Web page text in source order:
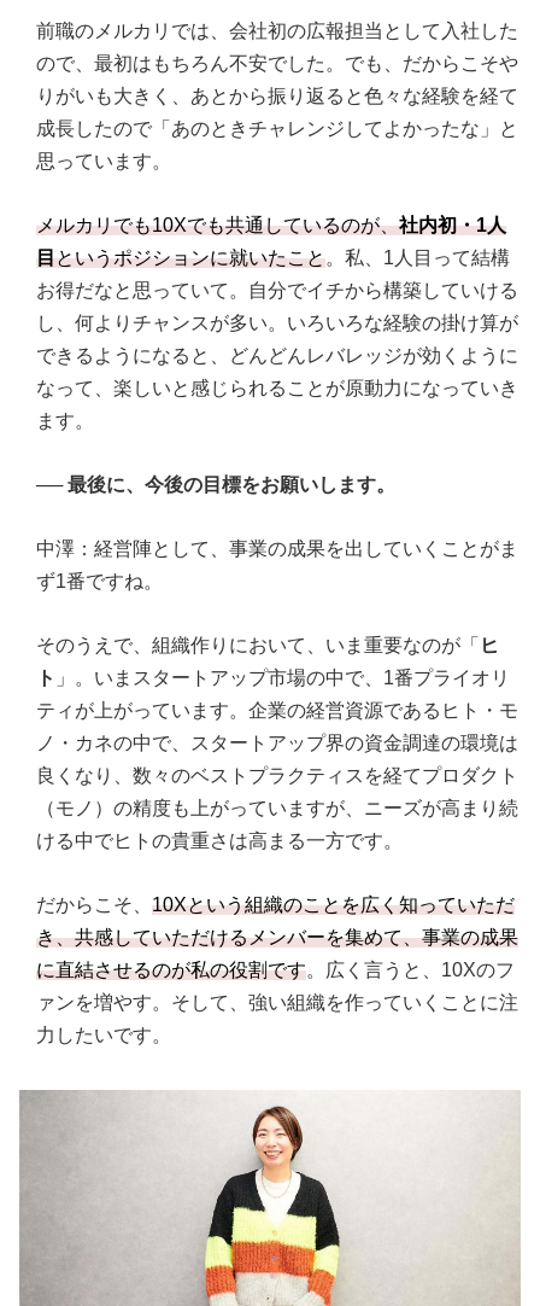
前職のメルカリでは、会社初の広報担当として入社した
ので、最初はもちろん不安でした。でも、だからこそや
りがいも大きく、あとから振り返ると色々な経験を経て
成長したので「あのときチャレンジしてよかったな」と
思っています。
メルカリでも10Xでも共通しているのが、社内初・1人
目というポジションに就いたこと。私、1人目って結構
お得だなと思っていて。自分でイチから構築していける
し、何よりチャンスが多い。いろいろな経験の掛け算が
できるようになると、どんどんレバレッジが効くように
なって、楽しいと感じられることが原動力になっていき
ます。
──最後に、今後の目標をお願いします。
中澤：経営陣として、事業の成果を出していくことがま
ず1番ですね。
そのうえで、組織作りにおいて、いま重要なのが「 ヒ
ト 」。いまスタートアップ市場の中で、1番プライオリ
ティが上がっています。企業の経営資源であるヒト・モ
ノ・カネの中で、スタートアップ界の資金調達の環境は
良くなり、数々のベストプラクティスを経てプロダクト
（モノ）の精度も上がっていますが、ニーズが高まり続
ける中でヒトの貴重さは高まる一方です。
だからこそ、 10Xという組織のことを広く知っていただ
き、共感していただけるメンバーを集めて、事業の成果
に直結させるのが私の役割です。広く言うと、10Xのフ
ァンを増やす。そして、強い組織を作っていくことに注
力したいです。